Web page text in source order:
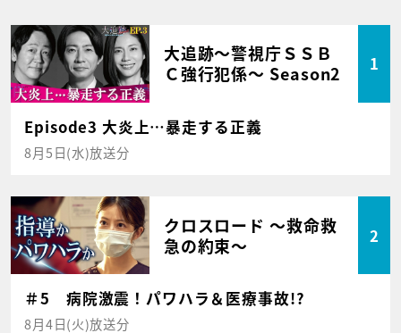
大追跡～警視庁ＳＳＢ
Ｃ強行犯係～ Season2
1
Episode3 大炎上…暴走する正義
8月5日(水)放送分
クロスロード ～救命救
急の約束～
2
＃5 病院激震！パワハラ＆医療事故!?
8月4日(火)放送分